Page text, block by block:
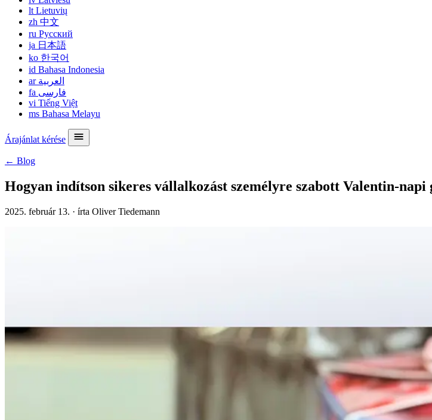
lt Lietuvių
zh 中文
ru Русский
ja 日本語
ko 한국어
id Bahasa Indonesia
ar العربية
fa فارسی
vi Tiếng Việt
ms Bahasa Melayu
Árajánlat kérése
← Blog
Hogyan indítson sikeres vállalkozást személyre szabott Valentin-
2025. február 13. · írta Oliver Tiedemann